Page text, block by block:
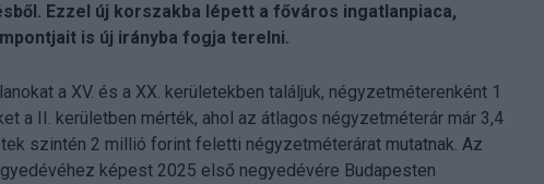
Ezzel új korszakba lépett a főváros ingatlanpiaca,
is új irányba fogja terelni.
a XV. és a XX. kerületekben találjuk, négyzetméterenként 1
a II. kerületben mérték, ahol az átlagos négyzetméterár már 3,4
szintén 2 millió forint feletti négyzetméterárat mutatnak. Az
képest 2025 első negyedévére Budapesten